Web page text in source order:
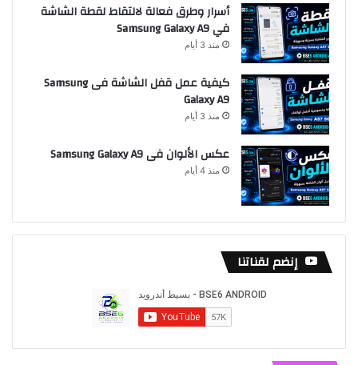
أسرار وطرق فعالة لالتقاط لقطة الشاشة
في Samsung Galaxy A9
منذ 3 أيام
كيفية عمل قفل الشاشة فى Samsung
Galaxy A9
منذ 3 أيام
عكس الألوان فى Samsung Galaxy A9
منذ 4 أيام
إنضم لقناتنا